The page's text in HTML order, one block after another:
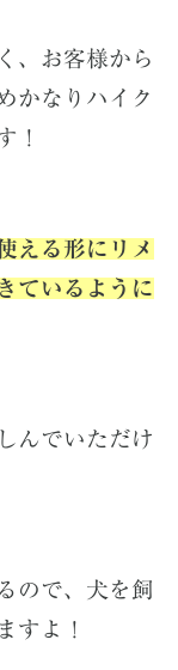
、お客様から
かなりハイク
！
える形にリメ
ているように
んでいただけ
ので、犬を飼
すよ！